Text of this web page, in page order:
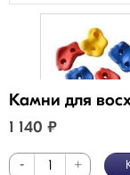
Камни для
1 140 ₽
- +